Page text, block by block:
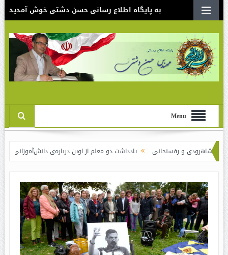
به پایگاه اطلاع رسانی حسن دشتی خوش آمدید
Menu
و رفسنجانی یادداشت دو معلم از اوین درباره‌ی دانش‌آموزانی که سوختند